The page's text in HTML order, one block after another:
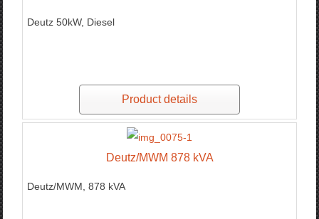
Deutz 50kW, Diesel
Product details
Deutz/MWM 878 kVA
Deutz/MWM, 878 kVA